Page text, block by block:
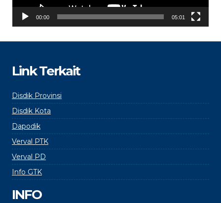
00:00 05:01
Link Terkait
Disdik Provinsi
Disdik Kota
Dapodik
Verval PTK
Verval PD
Info GTK
INFO